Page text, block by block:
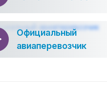
Официальный
авиаперевозчик